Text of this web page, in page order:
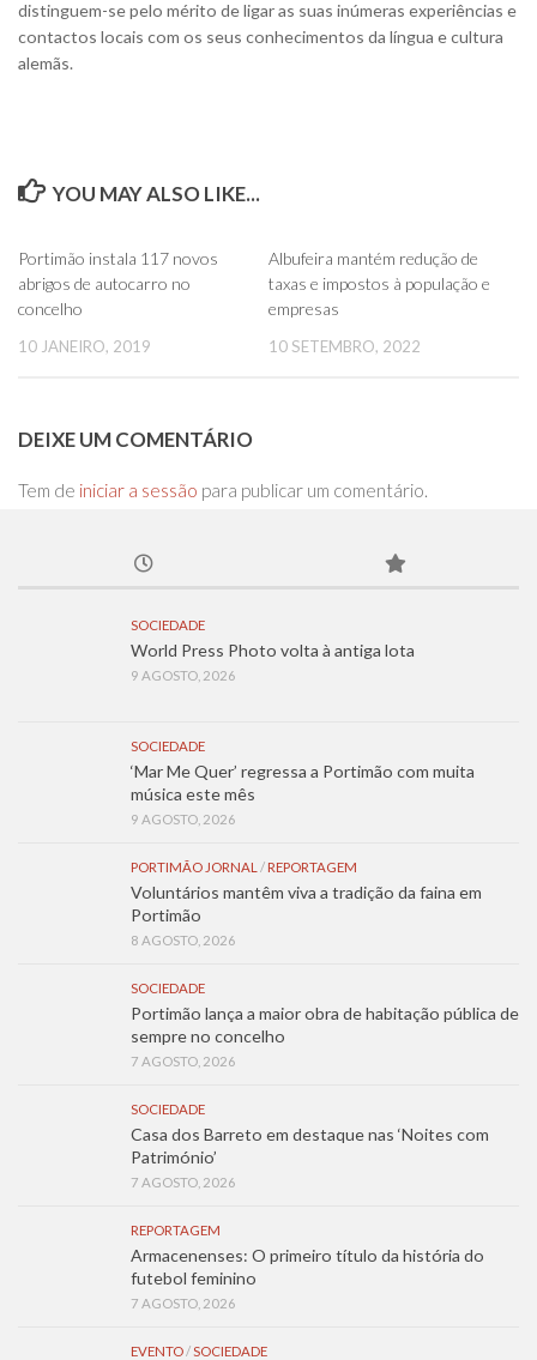
distinguem-se pelo mérito de ligar as suas inúmeras experiências e
contactos locais com os seus conhecimentos da língua e cultura
alemãs.
YOU MAY ALSO LIKE...
Portimão instala 117 novos
abrigos de autocarro no
concelho
10 JANEIRO, 2019
Albufeira mantém redução de
taxas e impostos à população e
empresas
10 SETEMBRO, 2022
DEIXE UM COMENTÁRIO
Tem de iniciar a sessão para publicar um comentário.
SOCIEDADE
World Press Photo volta à antiga lota
9 AGOSTO, 2026
SOCIEDADE
‘Mar Me Quer’ regressa a Portimão com muita
música este mês
9 AGOSTO, 2026
PORTIMÃO JORNAL / REPORTAGEM
Voluntários mantêm viva a tradição da faina em
Portimão
8 AGOSTO, 2026
SOCIEDADE
Portimão lança a maior obra de habitação pública de
sempre no concelho
7 AGOSTO, 2026
SOCIEDADE
Casa dos Barreto em destaque nas ‘Noites com
Património’
7 AGOSTO, 2026
REPORTAGEM
Armacenenses: O primeiro título da história do
futebol feminino
7 AGOSTO, 2026
EVENTO/SOCIEDADE